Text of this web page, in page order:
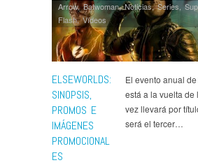
ELSEWORLDS:
SINOPSIS,
PROMOS E
IMÁGENES
PROMOCIONAL
ES
Arrow,Batwoman,Noticias,Series ,
Flash,Ví­deos
El evento anual
está a la vuelta de
vez llevará por
será el tercer…